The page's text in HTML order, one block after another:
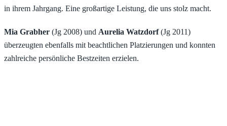
in ihrem Jahrgang. Eine großartige Leistung, die uns stolz macht.
Mia Grabher (Jg 2008) und Aurelia Watzdorf(Jg 2011)
überzeugten ebenfalls mit beachtlichen Platzierungen und konnten
zahlreiche persönliche Bestzeiten erzielen.